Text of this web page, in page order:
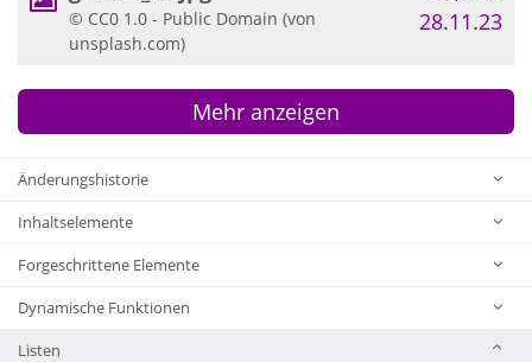
© CC0 1.0 - Public Domain (von
unsplash.com)
28.11.23
Mehr anzeigen
Änderungshistorie
Inhaltselemente
Forgeschrittene Elemente
Dynamische Funktionen
Listen